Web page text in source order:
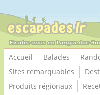
Accueil Balades
Sites remarquables
Produits régionaux